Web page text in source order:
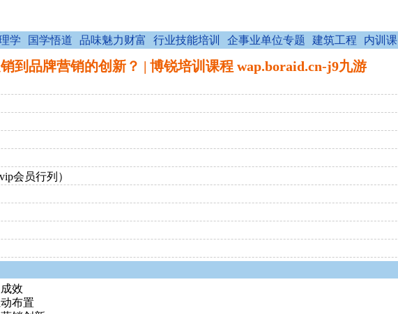
学 国学悟道 品味魅力财富 行业技能培训 企事业单位专题 建筑工程 内训课
到品牌营销的创新？ | 博锐培训课程 wap.boraid.cn-j9九游
会员行列）
效
布置